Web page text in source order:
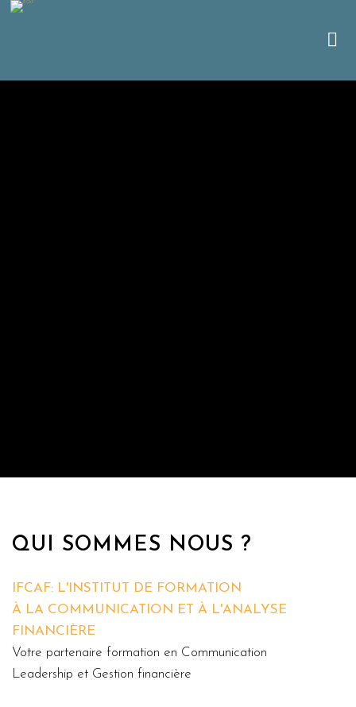
QUI SOMMES NOUS ?
IFCAF: L'INSTITUT DE FORMATION
À LA COMMUNICATION ET À L'ANALYSE
FINANCIÈRE
Votre partenaire formation en Communication
Leadership et Gestion financière